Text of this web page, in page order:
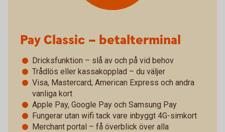
Pay Classic – betalterminal
Dricksfunktion – slå av och på vid behov
Trådlös eller kassakopplad – du väljer
Visa, Mastercard, American Express och andra
vanliga kort
Apple Pay, Google Pay och Samsung Pay
Fungerar utan wifi tack vare inbyggt 4G-simkort
Merchant portal – få överblick över alla